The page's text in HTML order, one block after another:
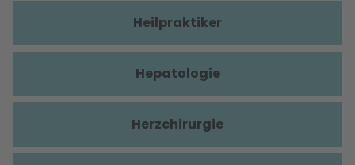
Heilpraktiker
Hepatologie
Herzchirurgie